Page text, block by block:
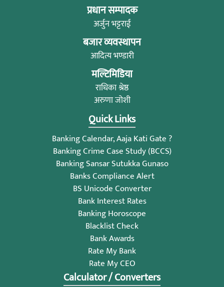
प्रधान सम्पादक
अर्जुन भट्टराई
बजार व्यवस्थापन
आदित्य भण्डारी
मल्टिमिडिया
राधिका श्रेष्ठ
अरुणा जोशी
Quick Links
Banking Calendar, Aaja Kati Gate ?
Banking Crime Case Study (BCCS)
Banking Sansar Sutukka Gunaso
Banks Compliance Alert
BS Unicode Converter
Bank Interest Rates
Banking Horoscope
Blacklist Check
Bank Awards
Rate My Bank
Rate My CEO
Calculator / Converters